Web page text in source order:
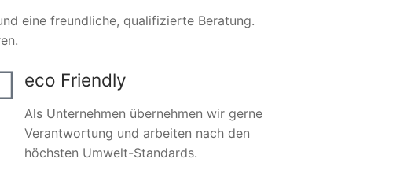
eine freundliche, qualifizierte Beratung.
eco Friendly
Als Unternehmen übernehmen wir gerne
Verantwortung und arbeiten nach den
höchsten Umwelt-Standards.